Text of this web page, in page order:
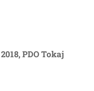
PDO Tokaj